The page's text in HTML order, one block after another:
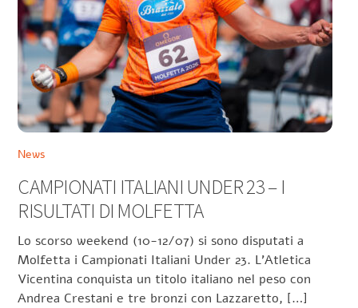
News
CAMPIONATI ITALIANI UNDER 23 – I
RISULTATI DI MOLFETTA
Lo scorso weekend (10-12/07) si sono disputati a
Molfetta i Campionati Italiani Under 23. L’Atletica
Vicentina conquista un titolo italiano nel peso con
Andrea Crestani e tre bronzi con Lazzaretto, […]